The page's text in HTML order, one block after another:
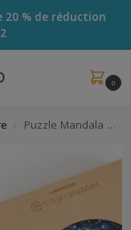
20 % de réduction
0
/ Puzzle Mandala Nuit des Fleurs